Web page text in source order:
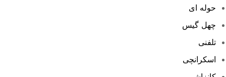
حوله ای
چهل گیس
تلفنی
اسکرانچی